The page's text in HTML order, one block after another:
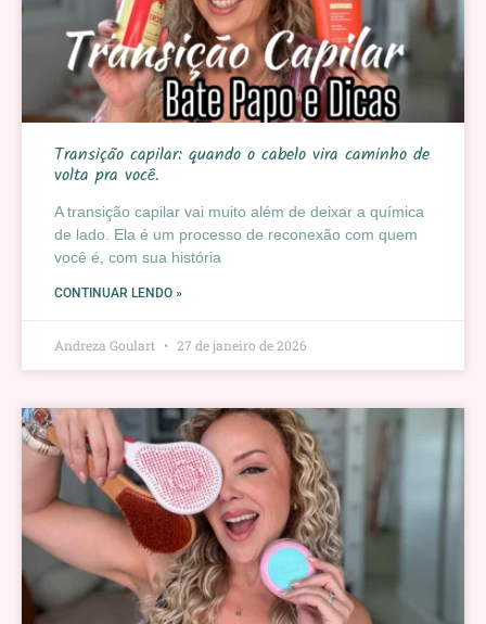
Transição capilar: quando o cabelo vira caminho de
volta pra você.
A transição capilar vai muito além de deixar a química
de lado. Ela é um processo de reconexão com quem
você é, com sua história
CONTINUAR LENDO »
Andreza Goulart 27 de janeiro de 2026